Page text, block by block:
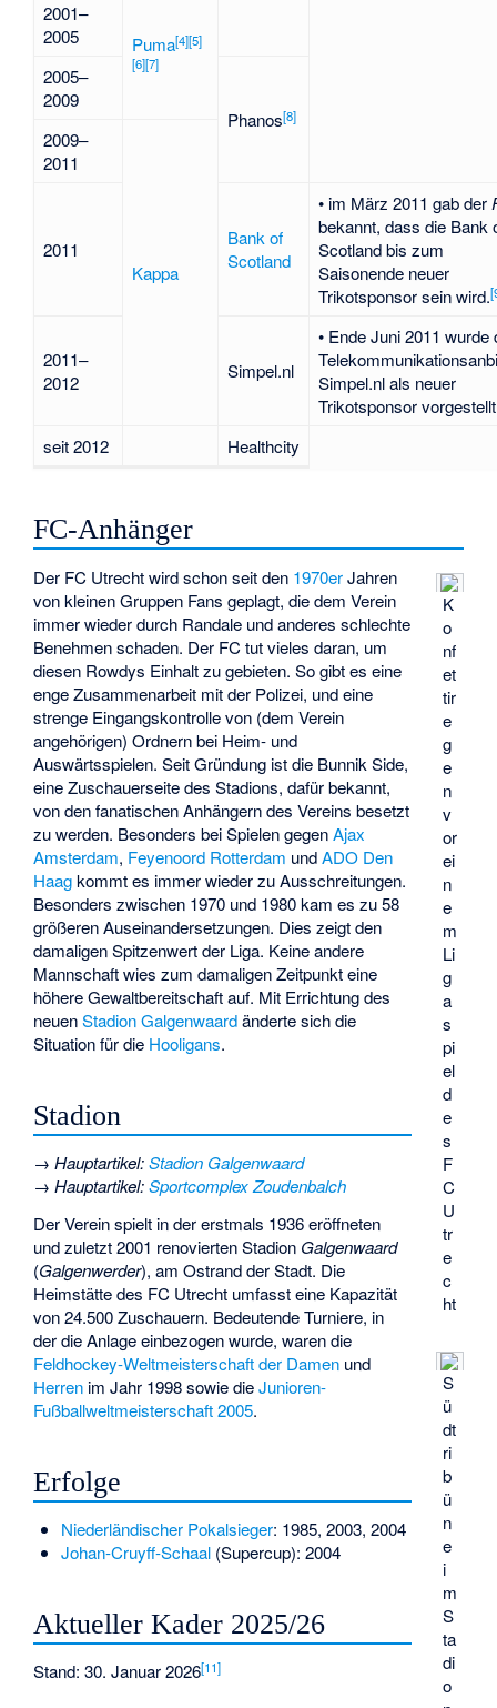
2001–
2005
Puma[4][5]
[6][7]
2005–
2009
Phanos[8]
2009–
2011
Kappa
2011
Bank of
Scotland
• im März 2011 gab der
bekannt, dass die Bank
Scotland bis zum
Saisonende neuer
Trikotsponsor sein wird.[
2011–
2012
Simpel.nl
• Ende Juni 2011 wurde
Simpel.nl als neuer
Trikotsponsor
seit 2012
Healthcity
FC-Anhänger
K
o
nf
et
tir
e
g
e
n
v
or
ei
n
e
m
Li
g
a
s
pi
el
d
e
s
F
C
U
tr
e
c
ht
Der FC Utrecht wird schon seit den 1970erJahren
von kleinen Gruppen Fans geplagt, die dem Verein
immer wieder durch Randale und anderes schlechte
Benehmen schaden. Der FC tut vieles daran, um
diesen Rowdys Einhalt zu gebieten. So gibt es eine
enge Zusammenarbeit mit der Polizei, und eine
strenge Eingangskontrolle von (dem Verein
angehörigen) Ordnern bei Heim- und
Auswärtsspielen. Seit Gründung ist die Bunnik Side,
eine Zuschauerseite des Stadions, dafür bekannt,
von den fanatischen Anhängern des Vereins besetzt
zu werden. Besonders bei Spielen gegenAjax
Amsterdam, Feyenoord Rotterdam undADO Den
Haagkommt es immer wieder zu Ausschreitungen.
Besonders zwischen 1970 und 1980 kam es zu 58
größeren Auseinandersetzungen. Dies zeigt den
damaligen Spitzenwert der Liga. Keine andere
Mannschaft wies zum damaligen Zeitpunkt eine
höhere Gewaltbereitschaft auf. Mit Errichtung des
neuenStadion Galgenwaardänderte sich die
Situation für die Hooligans.
Stadion
S
ü
dt
ri
b
ü
n
e
i
m
S
ta
di
o
→Hauptartikel:Stadion Galgenwaard
→Hauptartikel:Sportcomplex Zoudenbalch
Der Verein spielt in der erstmals 1936 eröffneten
und zuletzt 2001 renovierten Stadion Galgenwaard
(Galgenwerder), am Ostrand der Stadt. Die
Heimstätte des FC Utrecht umfasst eine Kapazität
von 24.500 Zuschauern. Bedeutende Turniere, in
der die Anlage einbezogen wurde, waren die
Feldhockey-Weltmeisterschaft der Damen und
Herren im Jahr 1998 sowie dieJunioren-
Fußballweltmeisterschaft 2005.
Erfolge
Niederländischer Pokalsieger: 1985, 2003, 2004
Johan-Cruyff-Schaal(Supercup): 2004
Aktueller Kader 2025/26
Stand: 30. Januar 2026[11]